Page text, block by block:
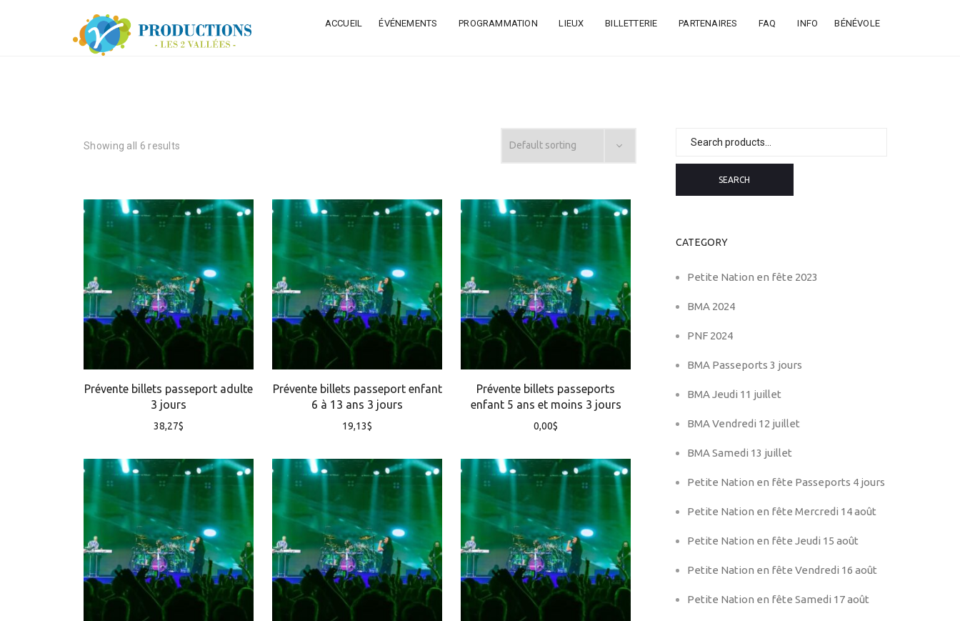
ACCUEIL ÉVÉNEMENTS PROGRAMMATION LIEUX BILLETTERIE PARTENAIRES FAQ INFO BÉNÉVOLE
Showing all 6 results
Prévente billets passeport adulte
3 jours
38,27$
Prévente billets passeport enfant
6 à 13 ans 3 jours
19,13$
Prévente billets passeports
enfant 5 ans et moins 3 jours
0,00$
SEARCH
CATEGORY
Petite Nation en fête 2023
BMA 2024
PNF 2024
BMA Passeports 3 jours
BMA Jeudi 11 juillet
BMA Vendredi 12 juillet
BMA Samedi 13 juillet
Petite Nation en fête Passeports 4 jours
Petite Nation en fête Mercredi 14 août
Petite Nation en fête Jeudi 15 août
Petite Nation en fête Vendredi 16 août
Petite Nation en fête Samedi 17 août